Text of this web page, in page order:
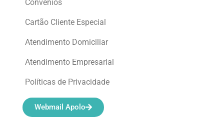
Convênios
Cartão Cliente Especial
Atendimento Domiciliar
Atendimento Empresarial
Políticas de Privacidade
Webmail Apolo